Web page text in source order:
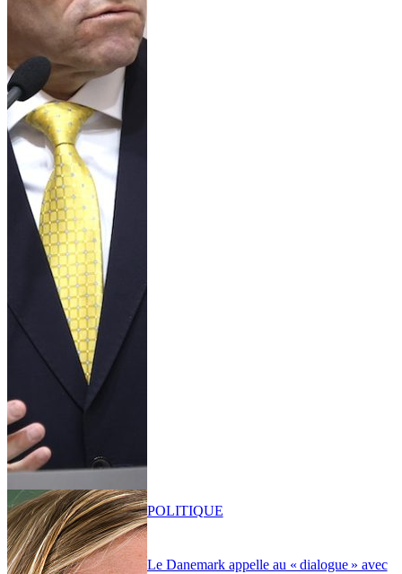
Le Danemark appelle au « dialogue » avec
POLITIQUE